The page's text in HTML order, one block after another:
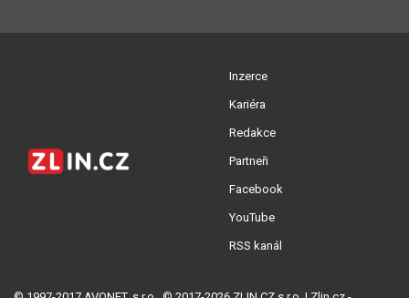
Inzerce
Kariéra
Redakce
Partneři
Facebook
YouTube
RSS kanál